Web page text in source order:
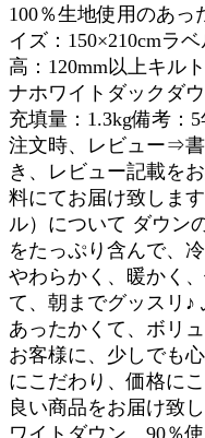
100％生地使用のあ
イズ：150×210cmラ
高：120mm以上キル
ナホワイトダックダ
充填量：1.3kg備考：
注文時、レビュー⇒
き、レビュー記載を
料にてお届け致しま
ル）について ダウン
をたっぷり含んで、
やわらかく、暖かく
て、朝までグッスリ♪
あったかくて、ボリ
お客様に、少しでも
にこだわり、価格に
良い商品をお届け致
ワイトダウン 90％